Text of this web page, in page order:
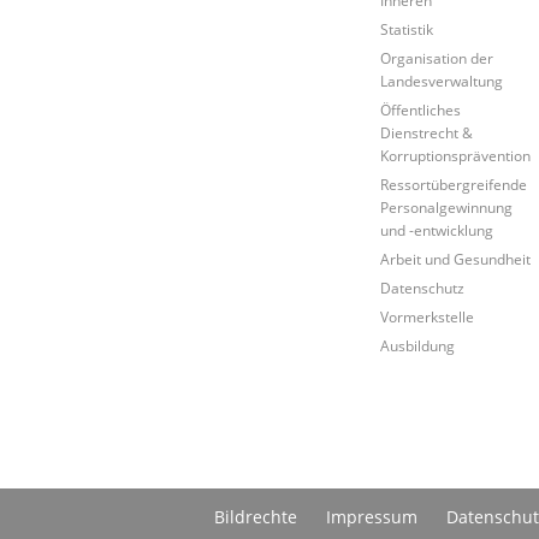
Statistik
Organisation der
Landesverwaltung
Öffentliches
Dienstrecht &
Korruptionsprävention
Ressortübergreifende
Personalgewinnung
und -entwicklung
Arbeit und Gesundheit
Datenschutz
Vormerkstelle
Ausbildung
Bildrechte Impressum